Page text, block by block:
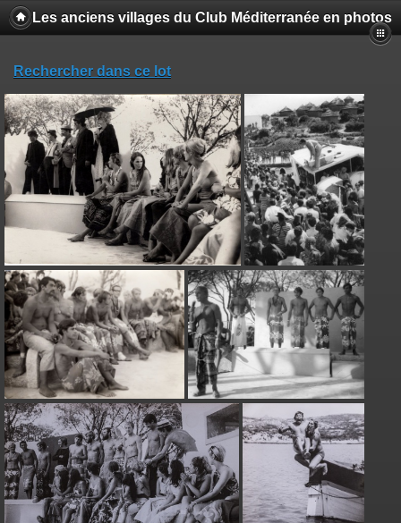
Les anciens villages du Club Méditerranée en photos
Rechercher dans ce lot